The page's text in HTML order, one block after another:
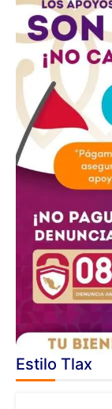
Estilo Tlax